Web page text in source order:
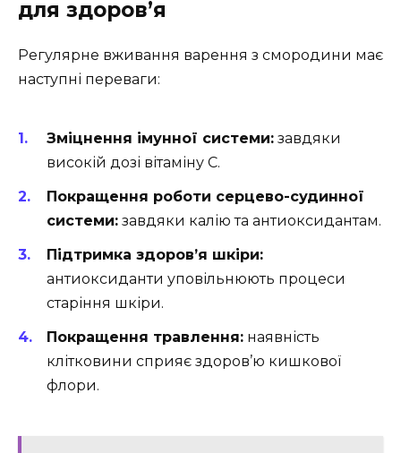
для здоров’я
Регулярне вживання варення з смородини має
наступні переваги:
Зміцнення імунної системи: завдяки
високій дозі вітаміну C.
Покращення роботи серцево-судинної
системи: завдяки калію та антиоксидантам.
Підтримка здоров’я шкіри:
антиоксиданти уповільнюють процеси
старіння шкіри.
Покращення травлення: наявність
клітковини сприяє здоров’ю кишкової
флори.